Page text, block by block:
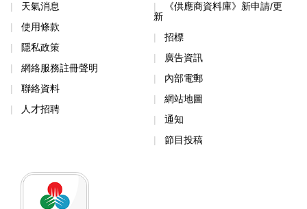
天氣消息
使用條款
隱私政策
網絡服務註冊聲明
聯絡資料
人才招聘
《供應商資料庫》新申請/更
新
招標
廣告資訊
內部電郵
網站地圖
通知
節目投稿